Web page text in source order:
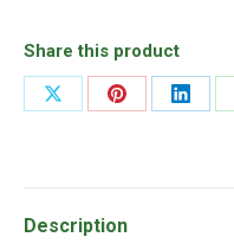
Share this product
Share Share Share
Description